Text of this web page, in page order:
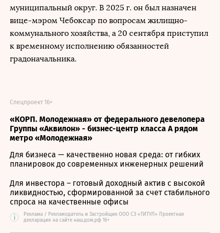
муниципальный округ. В 2025 г. он был назначен
вице-мэром Чебоксар по вопросам жилищно-
коммунального хозяйства, а 20 сентября приступил
к временному исполнению обязанностей
градоначальника.
«КОРП. Молодежная» от федерального девелопера
Группы «Аквилон» - бизнес-центр класса А рядом
метро «Молодежная»
Спецпроект 16+
Для бизнеса — качественно новая среда: от гибких
планировок до современных инженерных решений
Для инвестора – готовый доходный актив с высокой
ликвидностью, сформированной за счет стабильного
спроса на качественные офисы
i
Реклама / Рекламодатель и Застройщик ООО СЗ «ТИТУЛ» Проектная
декларация на сайте наш.дом.рф 16+